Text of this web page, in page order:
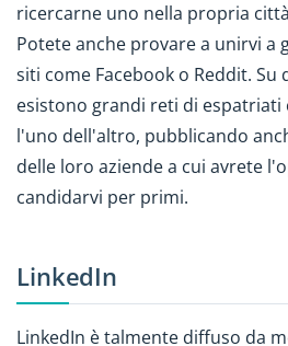
ricercarne uno nella propria
Potete anche provare a unirvi a
siti come Facebook o Reddit. Su
esistono grandi reti di espatriati
l'uno dell'altro, pubblicando
delle loro aziende a cui avrete
candidarvi per primi.
LinkedIn
LinkedIn è talmente diffuso da